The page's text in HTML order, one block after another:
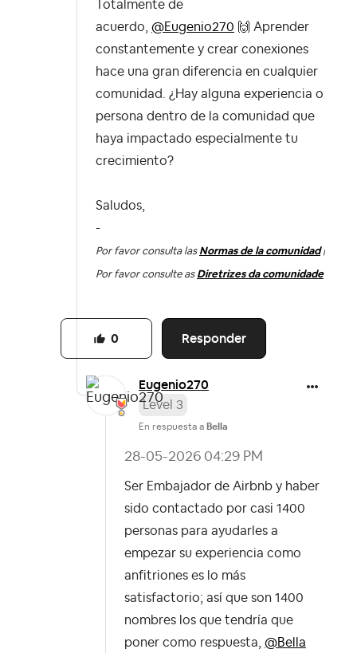
Totalmente de
acuerdo, @Eugenio270 🙌 Aprender
constantemente y crear conexiones
hace una gran diferencia en cualquier
comunidad. ¿Hay alguna experiencia o
persona dentro de la comunidad que
haya impactado especialmente tu
crecimiento?
Saludos,
-
Por favor consulta las Normas de la comunidad|
Por favor consulte as Diretrizes da comunidade
Responder
0
Eugenio270
Level 3
En respuesta a Bella
‎28-05-2026 04:29 PM
Ser Embajador de Airbnb y haber
sido contactado por casi 1400
personas para ayudarles a
empezar su experiencia como
anfitriones es lo más
satisfactorio; así que son 1400
nombres los que tendría que
poner como respuesta, @Bella